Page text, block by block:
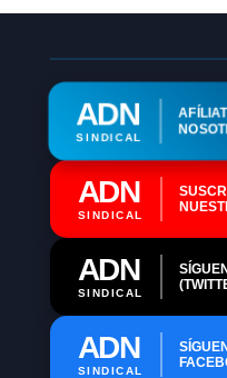
ADN
SINDICAL
ADN
SINDICAL
ADN
SINDICAL
ADN
SINDICAL